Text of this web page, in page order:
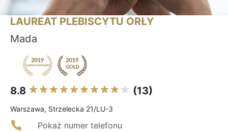
LAUREAT PLEBISCYTU ORŁY
Mada
8.8 (13)
Warszawa, Strzelecka 21/LU-3
Pokaż numer telefonu